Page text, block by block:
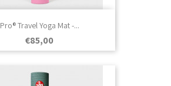
Pro® Travel Yoga Mat -...
Prezo
€85,00